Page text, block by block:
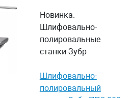
Новинка.
Шлифовально-
полировальные
станки Зубр
Шлифовально-
полировальный